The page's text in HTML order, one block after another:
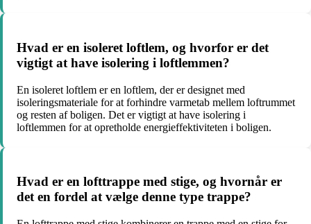
Hvad er en isoleret loftlem, og hvorfor er det
vigtigt at have isolering i loftlemmen?
En isoleret loftlem er en loftlem, der er designet med
isoleringsmateriale for at forhindre varmetab mellem loftrummet
og resten af boligen. Det er vigtigt at have isolering i
loftlemmen for at opretholde energieffektiviteten i boligen.
Hvad er en lofttrappe med stige, og hvornår er
det en fordel at vælge denne type trappe?